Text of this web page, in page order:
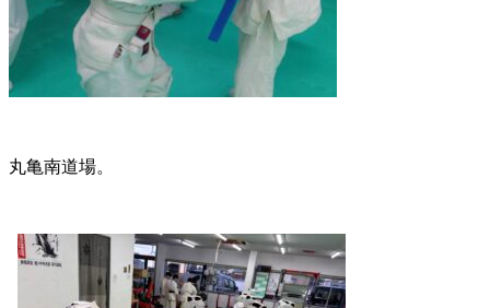
丸亀南道場。